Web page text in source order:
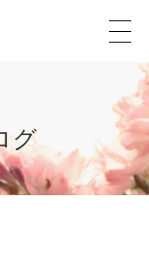
メ
ボ
タ
ン
グ